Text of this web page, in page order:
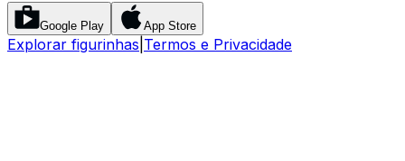
Google Play App Store
Explorar figurinhas Termos e Privacidade